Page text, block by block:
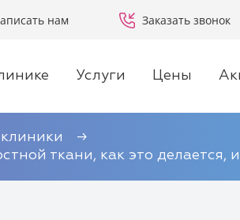
нам Заказать звонок
Услуги Цены
ткани, как это делается,